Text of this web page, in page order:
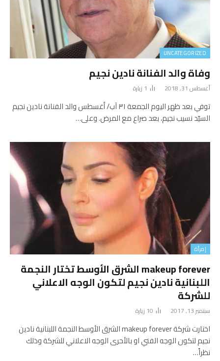
UNCATEGORIZED
وفاة والد الفنانة نادين نجيم
أغسطس 31, 2018 1 زيارة
توفي بعد ظهر اليوم الجمعة ٣١ آب/ أغسطس والد الفنانة نادين نجيم
السيّد نسيب نجيم، بعد صراع مع المرض. وعلى…
إمرأة
makeup forever الشرق الأوسط تختار النجمة
اللبنانية نادين نجيم لتكون الوجه الاعلاني
للشركة
سبتمبر 13, 2017 10 زيارة
اختارت شركة makeup forever الشرق الأوسط النجمة اللبنانية نادين
نجيم لتكون الوجه الفني او بالأحرى الوجه الاعلاني للشركة وذلك
نظراً…